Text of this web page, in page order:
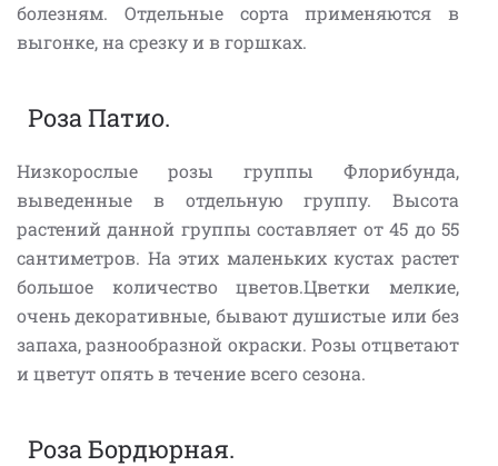
болезням. Отдельные сорта применяются в
выгонке, на срезку и в горшках.
Роза Патио.
Низкорослые розы группы Флорибунда,
выведенные в отдельную группу. Высота
растений данной группы составляет от 45 до 55
сантиметров. На этих маленьких кустах растет
большое количество цветов.Цветки мелкие,
очень декоративные, бывают душистые или без
запаха, разнообразной окраски. Розы отцветают
и цветут опять в течение всего сезона.
Роза Бордюрная.